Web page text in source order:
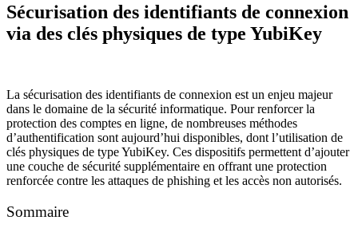
Sécurisation des identifiants de connexion
via des clés physiques de type YubiKey
La sécurisation des identifiants de connexion est un enjeu majeur
dans le domaine de la sécurité informatique. Pour renforcer la
protection des comptes en ligne, de nombreuses méthodes
d’authentification sont aujourd’hui disponibles, dont l’utilisation de
clés physiques de type YubiKey. Ces dispositifs permettent d’ajouter
une couche de sécurité supplémentaire en offrant une protection
renforcée contre les attaques de phishing et les accès non autorisés.
Sommaire